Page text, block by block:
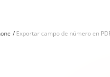
Exportar campo de número en